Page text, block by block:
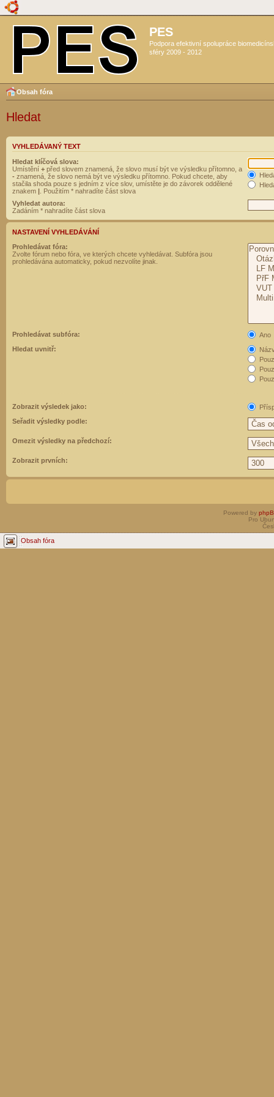
PES
Podpora efektivní spolupráce
sféry 2009 - 2012
Obsah fóra
Hledat
VYHLEDÁVANÝ TEXT
Hledat klíčová slova:
Umístění + před slovem znamená, že slovo musí být ve výsledku přítomno, a
- znamená, že slovo nemá být ve výsledku přítomno. Pokud chcete, aby
stačila shoda pouze s jedním z více slov, umístěte je do závorek oddělené
znakem | . Použitím * nahradíte část slova
Vyhledat autora:
Zadáním * nahradíte část slova
NASTAVENÍ VYHLEDÁVÁNÍ
Prohledávat fóra:
Zvolte fórum nebo fóra, ve kterých chcete vyhledávat. Subfóra jsou
prohledávána automaticky, pokud nezvolíte jinak.
Prohledávat subfóra:
Ano
Hledat uvnitř:
Zobrazit výsledek jako:
Seřadit výsledky podle:
Omezit výsledky na předchozí:
Zobrazit prvních:
Powered by
Pro
Obsah fóra